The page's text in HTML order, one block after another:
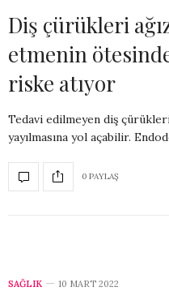
Diş çürükleri
etmenin
riske atıyor
Tedavi edilmeyen diş
yayılmasına yol açabilir.
0 PAYLAŞ
SAĞLIK 10 MART 2022